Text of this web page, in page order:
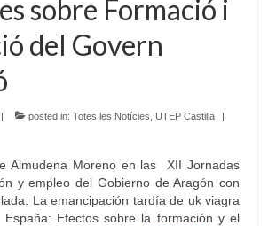
sobre Formació i
del Govern
| posted in: Totes les Notícies UTEP Castilla
|
Almudena Moreno en las XII Jornadas
y empleo del Gobierno de Aragón con
La emancipación tardía de uk viagra
España: Efectos sobre la formación y el